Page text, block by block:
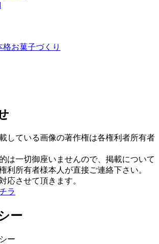
格お菓子づくり
している画像の著作権は各権利者所有者
は一切御座いませんので、掲載について
利所有者様本人が直接ご連絡下さい。
応させて頂きます。
ラ
ー
ー